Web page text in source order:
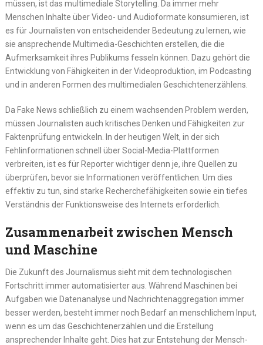
müssen, ist das multimediale Storytelling. Da immer mehr
Menschen Inhalte über Video- und Audioformate konsumieren, ist
es für Journalisten von entscheidender Bedeutung zu lernen, wie
sie ansprechende Multimedia-Geschichten erstellen, die die
Aufmerksamkeit ihres Publikums fesseln können. Dazu gehört die
Entwicklung von Fähigkeiten in der Videoproduktion, im Podcasting
und in anderen Formen des multimedialen Geschichtenerzählens.
Da Fake News schließlich zu einem wachsenden Problem werden,
müssen Journalisten auch kritisches Denken und Fähigkeiten zur
Faktenprüfung entwickeln. In der heutigen Welt, in der sich
Fehlinformationen schnell über Social-Media-Plattformen
verbreiten, ist es für Reporter wichtiger denn je, ihre Quellen zu
überprüfen, bevor sie Informationen veröffentlichen. Um dies
effektiv zu tun, sind starke Recherchefähigkeiten sowie ein tiefes
Verständnis der Funktionsweise des Internets erforderlich.
Zusammenarbeit zwischen Mensch
und Maschine
Die Zukunft des Journalismus sieht mit dem technologischen
Fortschritt immer automatisierter aus. Während Maschinen bei
Aufgaben wie Datenanalyse und Nachrichtenaggregation immer
besser werden, besteht immer noch Bedarf an menschlichem Input,
wenn es um das Geschichtenerzählen und die Erstellung
ansprechender Inhalte geht. Dies hat zur Entstehung der Mensch-